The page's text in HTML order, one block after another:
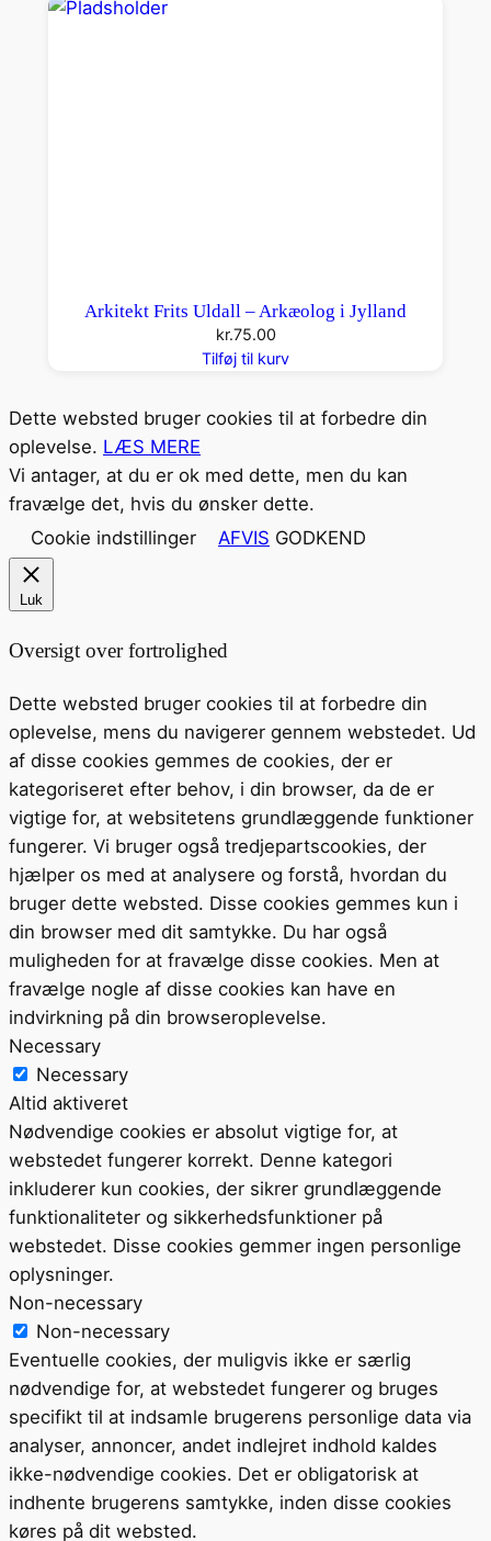
Arkitekt Frits Uldall – Arkæolog i Jylland
kr.75.00
Tilføj til kurv
Dette websted bruger cookies til at forbedre din
oplevelse. LÆS MERE
Vi antager, at du er ok med dette, men du kan
fravælge det, hvis du ønsker dette.
Cookie indstillinger
AFVIS GODKEND
Luk
Oversigt over fortrolighed
Dette websted bruger cookies til at forbedre din
oplevelse, mens du navigerer gennem webstedet. Ud
af disse cookies gemmes de cookies, der er
kategoriseret efter behov, i din browser, da de er
vigtige for, at websitetens grundlæggende funktioner
fungerer. Vi bruger også tredjepartscookies, der
hjælper os med at analysere og forstå, hvordan du
bruger dette websted. Disse cookies gemmes kun i
din browser med dit samtykke. Du har også
muligheden for at fravælge disse cookies. Men at
fravælge nogle af disse cookies kan have en
indvirkning på din browseroplevelse.
Necessary
Necessary
Altid aktiveret
Nødvendige cookies er absolut vigtige for, at
webstedet fungerer korrekt. Denne kategori
inkluderer kun cookies, der sikrer grundlæggende
funktionaliteter og sikkerhedsfunktioner på
webstedet. Disse cookies gemmer ingen personlige
oplysninger.
Non-necessary
Non-necessary
Eventuelle cookies, der muligvis ikke er særlig
nødvendige for, at webstedet fungerer og bruges
specifikt til at indsamle brugerens personlige data via
analyser, annoncer, andet indlejret indhold kaldes
ikke-nødvendige cookies. Det er obligatorisk at
indhente brugerens samtykke, inden disse cookies
køres på dit websted.